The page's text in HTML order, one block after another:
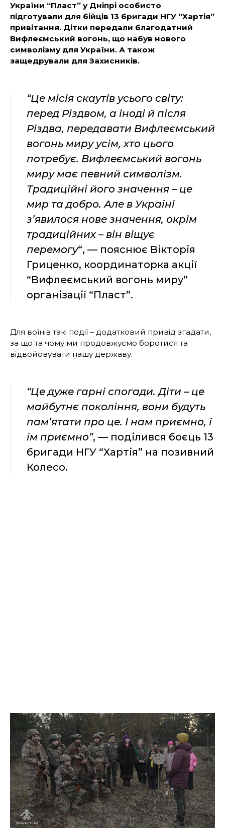
України “Пласт” у Дніпрі особисто
підготували для бійців 13 бригади НГУ “Хартія”
привітання. Дітки передали благодатний
Вифлеємський вогонь, що набув нового
символізму для України. А також
защедрували для Захисників.
“Це місія скаутів усього світу:
перед Різдвом, а іноді й після
Різдва, передавати Вифлеємський
вогонь миру усім, хто цього
потребує. Вифлеємський вогонь
миру має певний символізм.
Традиційні його значення – це
мир та добро. Але в Україні
з’явилося нове значення, окрім
традиційних – він віщує
перемогу“, — пояснює Вікторія
Гриценко, координаторка акції
“Вифлеємський вогонь миру”
організації “Пласт”.
Для воїнів такі події – додатковий привід згадати,
за що та чому ми продовжуємо боротися та
відвойовувати нашу державу.
“Це дуже гарні спогади. Діти – це
майбутнє покоління, вони будуть
пам’ятати про це. І нам приємно, і
їм приємно”, — поділився боєць 13
бригади НГУ “Хартія” на позивний
Колесо.